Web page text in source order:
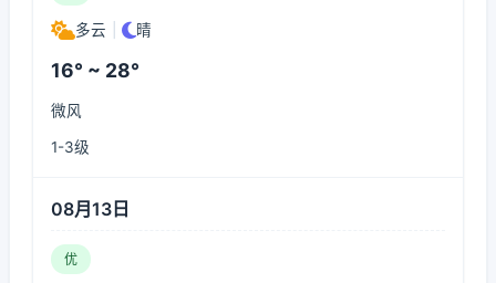
多云 晴
16° ~ 28°
微风
1-3级
08月13日
优